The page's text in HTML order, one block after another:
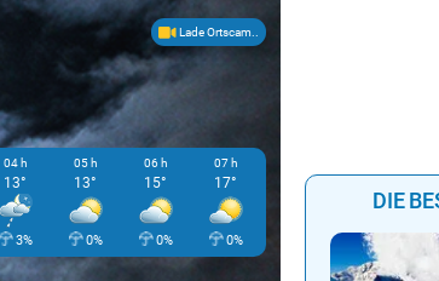
Lade Ortscam..
04 h
13°
3%
05 h
13°
0%
06 h
15°
0%
07 h
17°
0%
20°
2%
DIE